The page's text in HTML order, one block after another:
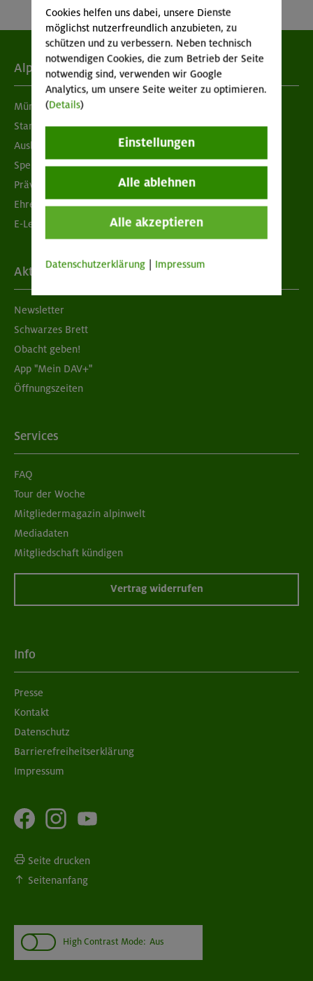
Alpenverein
München & Oberland
Standorte
Ausbildung & Jobs
Spenden
Prävention sexualisierter Gewalt
Ehrenamtsbörse
E-Learning
Aktuelles
Newsletter
Schwarzes Brett
Obacht geben!
App "Mein DAV+"
Öffnungszeiten
Services
FAQ
Tour der Woche
Mitgliedermagazin alpinwelt
Mediadaten
Mitgliedschaft kündigen
Vertrag widerrufen
Info
Presse
Kontakt
Datenschutz
Barrierefreiheitserklärung
Impressum
Seite drucken
Seitenanfang
High Contrast Mode: Aus
Cookies helfen uns dabei, unsere Dienste
möglichst nutzerfreundlich anzubieten, zu
schützen und zu verbessern. Neben technisch
notwendigen Cookies, die zum Betrieb der Seite
notwendig sind, verwenden wir Google
Analytics, um unsere Seite weiter zu optimieren.
(Details)
Einstellungen
Alle ablehnen
Alle akzeptieren
Datenschutzerklärung Impressum